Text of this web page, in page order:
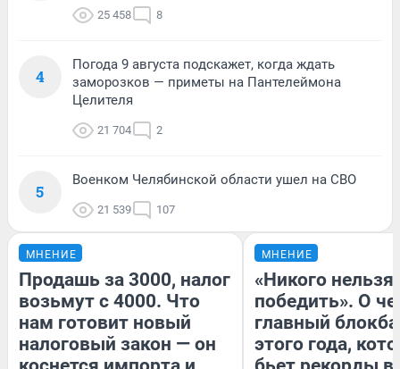
25 458 8
4
Погода 9 августа подскажет, когда ждать
заморозков — приметы на Пантелеймона
Целителя
21 704 2
5
Военком Челябинской области ушел на СВО
21 539 107
МНЕНИЕ
Продашь за 3000, налог
возьмут с 4000. Что
нам готовит новый
налоговый закон — он
МНЕНИЕ
«Никого нельзя
победить». О
главный
этого года,